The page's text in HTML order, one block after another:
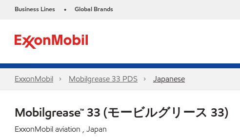
Business Lines • Global Brands
ExxonMobil Mobilgrease 33 PDS Japanese
Mobilgrease™ 33 (モービルグリース 33)
ExxonMobil aviation , Japan